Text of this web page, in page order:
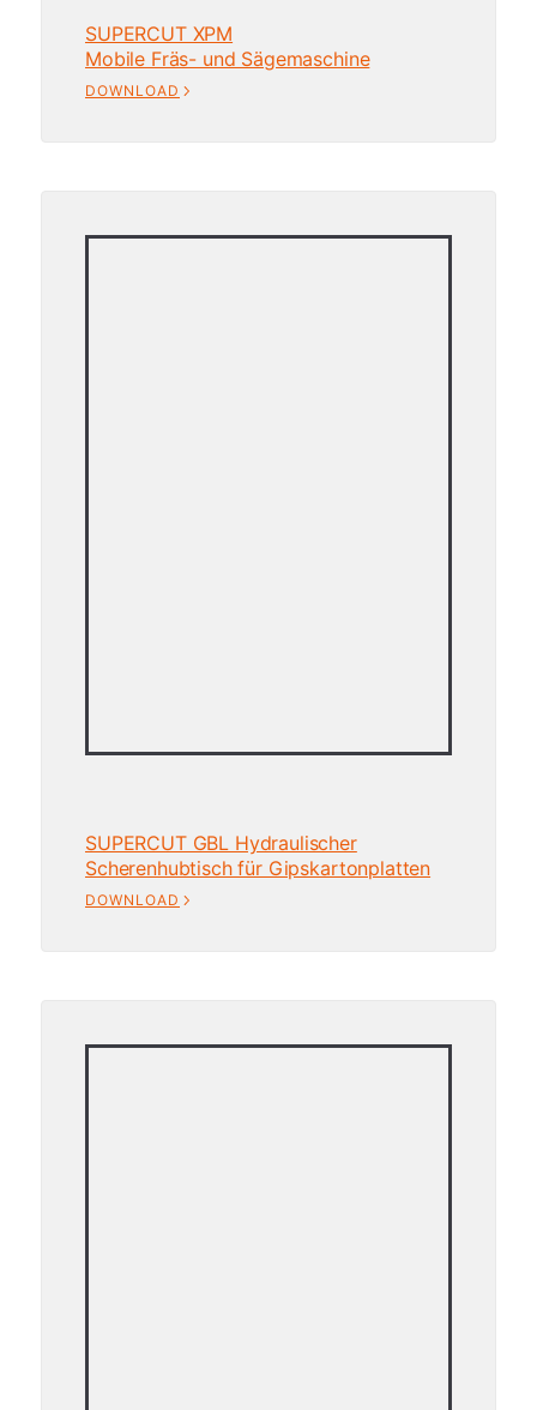
SUPERCUT XPM
Mobile Fräs- und Sägemaschine
DOWNLOAD
SUPERCUT GBL Hydraulischer
Scherenhubtisch für Gipskartonplatten
DOWNLOAD